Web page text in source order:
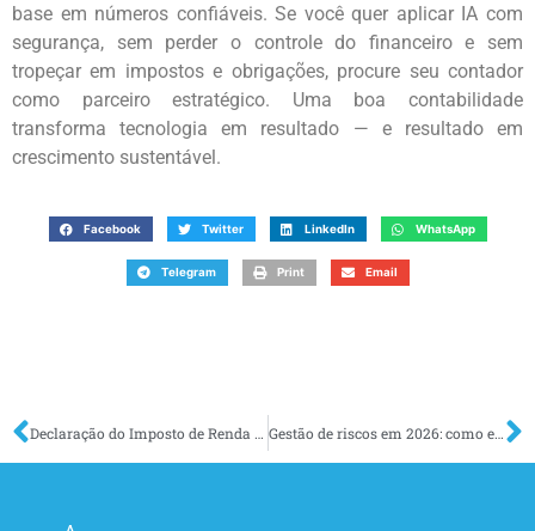
base em números confiáveis. Se você quer aplicar IA com
segurança, sem perder o controle do financeiro e sem
tropeçar em impostos e obrigações, procure seu contador
como parceiro estratégico. Uma boa contabilidade
transforma tecnologia em resultado — e resultado em
crescimento sustentável.
Facebook Twitter LinkedIn WhatsApp
Telegram Print Email
Declaração do Imposto de Renda 2026: como se preparar para entregar sem erros e receber a restituição mais rápido Gestão de riscos em 2026: como empresas podem atravessar incertezas e crescer mesmo em um cenário global instável